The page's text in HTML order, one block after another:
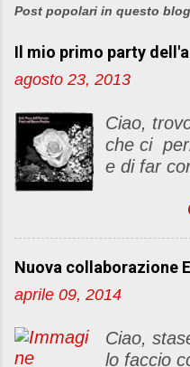
s
a
u
c
o
m
m
t
o
Post popolari in questo blog
Il mio primo party
agosto 23, 2013
Ciao,
che ci
e di far
un
post, ma
emozioni.
avete il
problem.
Nuova collaborazione
aprile 09, 2014
Ciao,
lo faccio